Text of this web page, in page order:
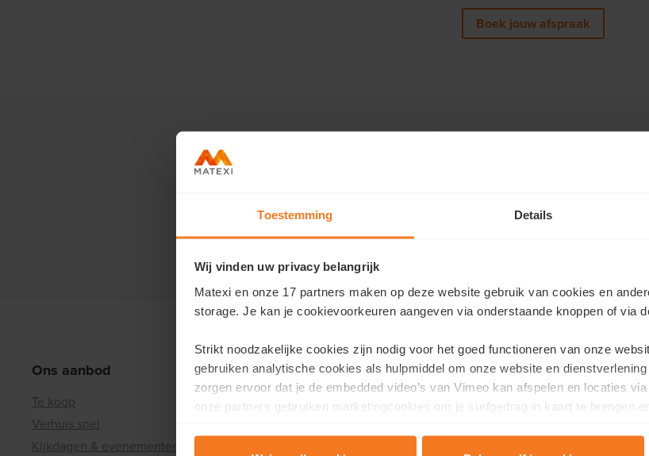
Toestemming Details
Wij vinden uw privacy belangrijk
Matexi en onze 17 partners maken op deze website gebruik van cookies en
storage. Je kan je cookievoorkeuren aangeven via onderstaande knoppen of via
Strikt noodzakelijke cookies zijn nodig voor het goed functioneren van onze
gebruiken analytische cookies als hulpmiddel om onze website en
zorgen ervoor dat je de embedded video’s van Vimeo kan afspelen en locaties
onze partners gebruiken marketingcookies om je surfgedrag in kaart te brengen
Boek jouw afspraak
Bezoek je liever een andere
Ons aanbod
Te koop
Verhuis snel
Kijkdagen & evenementen
Over Matexi
Ons verhaal
Ons verhaal
Buurtontwikkelaar